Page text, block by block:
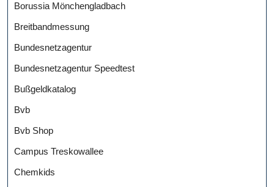
Borussia Mönchengladbach
Breitbandmessung
Bundesnetzagentur
Bundesnetzagentur Speedtest
Bußgeldkatalog
Bvb
Bvb Shop
Campus Treskowallee
Chemkids